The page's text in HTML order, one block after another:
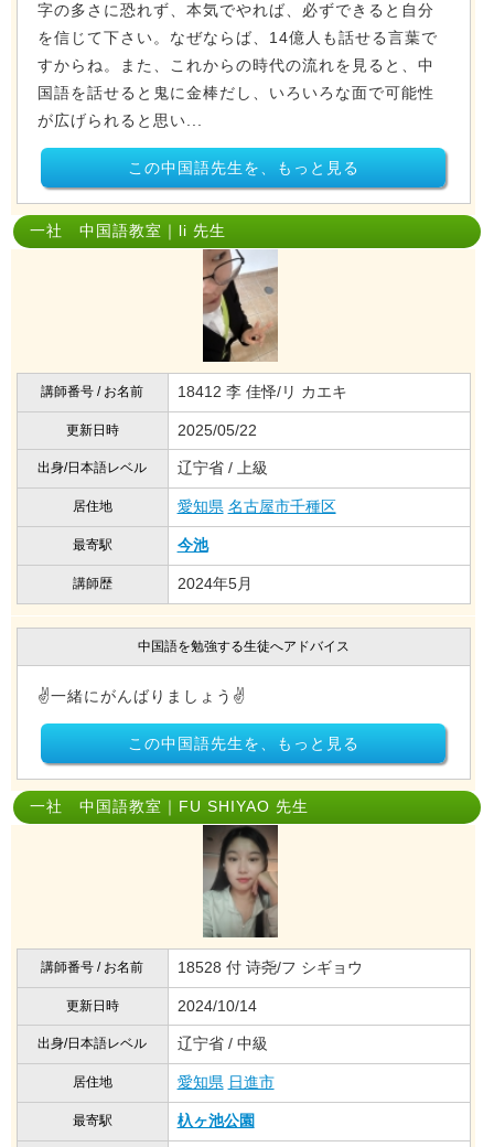
字の多さに恐れず、本気でやれば、必ずできると自分
を信じて下さい。なぜならば、14億人も話せる言葉で
すからね。また、これからの時代の流れを見ると、中
国語を話せると鬼に金棒だし、いろいろな面で可能性
が広げられると思い...
この中国語先生を、もっと見る
一社 中国語教室｜li 先生
講師番号 / お名前 18412 李 佳怿/リ カエキ
更新日時 2025/05/22
出身/日本語レベル 辽宁省 / 上級
居住地 愛知県 名古屋市千種区
最寄駅 今池
講師歴 2024年5月
中国語を勉強する生徒へアドバイス
✌️一緒にがんばりましょう✌️
この中国語先生を、もっと見る
一社 中国語教室｜FU SHIYAO 先生
講師番号 / お名前 18528 付 诗尧/フ シギョウ
更新日時 2024/10/14
出身/日本語レベル 辽宁省 / 中級
居住地 愛知県 日進市
最寄駅 杁ヶ池公園